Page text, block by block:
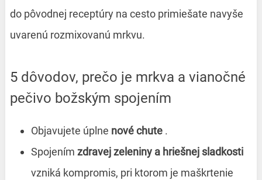
do pôvodnej receptúry na cesto primiešate navyše
uvarenú rozmixovanú mrkvu.
5 dôvodov, prečo je mrkva a vianočné
pečivo božským spojením
Objavujete úplne nové chute.
Spojením zdravej zeleniny a hriešnej sladkosti
vzniká kompromis, pri ktorom je maškrtenie